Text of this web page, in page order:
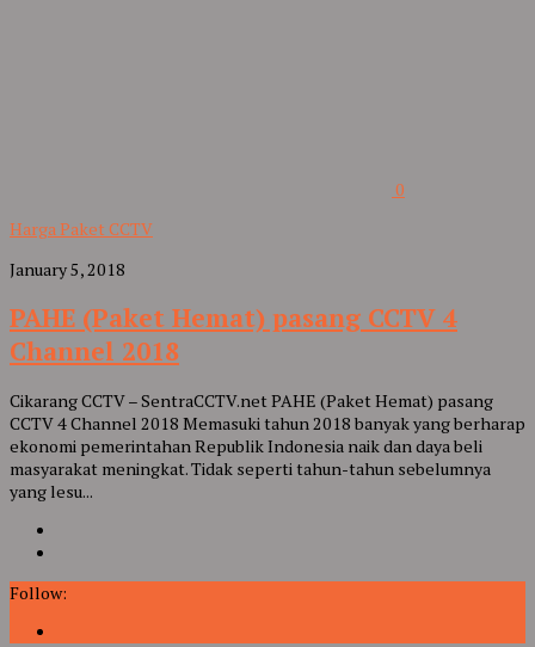
0
Harga Paket CCTV
January 5, 2018
PAHE (Paket Hemat) pasang CCTV 4
Channel 2018
Cikarang CCTV – SentraCCTV.net PAHE (Paket Hemat) pasang
CCTV 4 Channel 2018 Memasuki tahun 2018 banyak yang berharap
ekonomi pemerintahan Republik Indonesia naik dan daya beli
masyarakat meningkat. Tidak seperti tahun-tahun sebelumnya
yang lesu...
Follow: